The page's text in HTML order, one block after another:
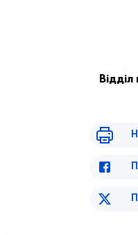
Відділ